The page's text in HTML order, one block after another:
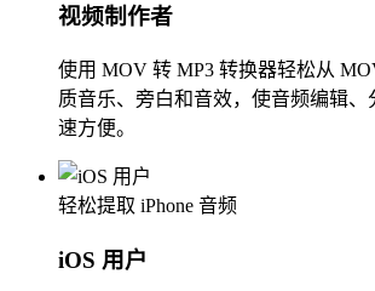
视频制作者
使用 MOV 转 MP3 转换器轻松从
质音乐、旁白和音效，使音频编辑、
速方便。
轻松提取 iPhone 音频
iOS 用户